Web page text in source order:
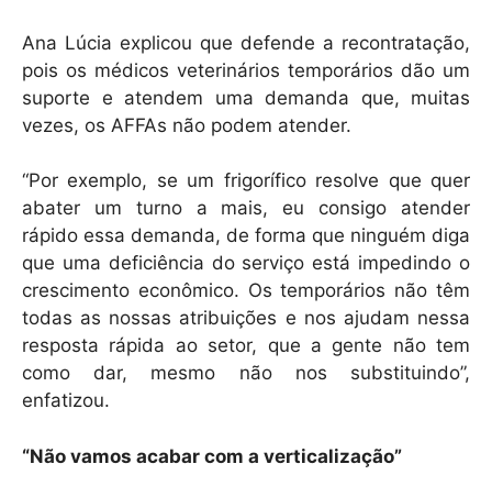
Ana Lúcia explicou que defende a recontratação,
pois os médicos veterinários temporários dão um
suporte e atendem uma demanda que, muitas
vezes, os AFFAs não podem atender.
“Por exemplo, se um frigorífico resolve que quer
abater um turno a mais, eu consigo atender
rápido essa demanda, de forma que ninguém diga
que uma deficiência do serviço está impedindo o
crescimento econômico. Os temporários não têm
todas as nossas atribuições e nos ajudam nessa
resposta rápida ao setor, que a gente não tem
como dar, mesmo não nos substituindo”,
enfatizou.
“Não vamos acabar com a verticalização”